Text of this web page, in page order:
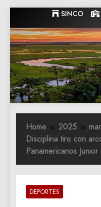
to
content
SINCO
Home 2025
Disciplina tiro con
Panamericanos
DEPORTES